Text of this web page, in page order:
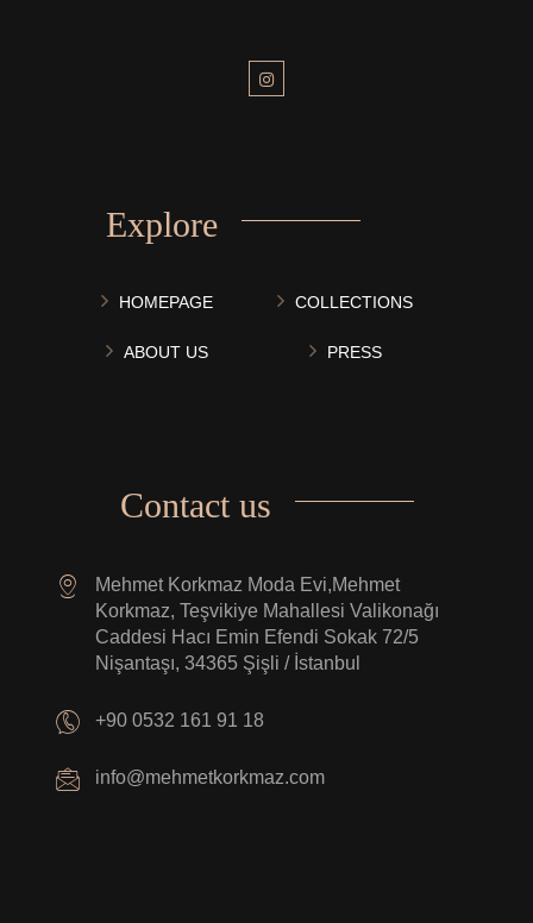
Explore
HOMEPAGE
ABOUT US
COLLECTIONS
PRESS
Contact us
Mehmet Korkmaz Moda Evi,Mehmet
Korkmaz, Teşvikiye Mahallesi Valikonağı
Caddesi Hacı Emin Efendi Sokak 72/5
Nişantaşı, 34365 Şişli / İstanbul
+90 0532 161 91 18
info@mehmetkorkmaz.com